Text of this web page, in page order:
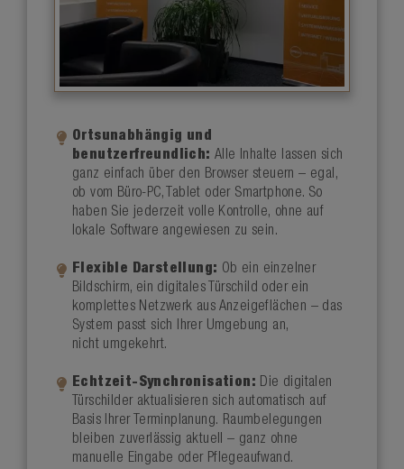
Ortsunabhängig und
benutzerfreundlich: Alle Inhalte lassen sich
ganz einfach über den Browser steuern – egal,
ob vom Büro-PC, Tablet oder Smartphone. So
haben Sie jederzeit volle Kontrolle, ohne auf
lokale Software angewiesen zu sein.
Flexible Darstellung: Ob ein einzelner
Bildschirm, ein digitales Türschild oder ein
komplettes Netzwerk aus Anzeigeflächen – das
System passt sich Ihrer Umgebung an,
nicht umgekehrt.
Echtzeit-Synchronisation: Die digitalen
Türschilder aktualisieren sich automatisch auf
Basis Ihrer Terminplanung. Raumbelegungen
bleiben zuverlässig aktuell – ganz ohne
manuelle Eingabe oder Pflegeaufwand.